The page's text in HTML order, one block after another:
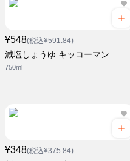
¥548(税込¥591.84)
減塩しょうゆ キッコーマン
750ml
¥348(税込¥375.84)